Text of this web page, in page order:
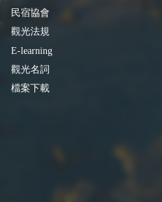
民宿協會
觀光法規
E-learning
觀光名詞
檔案下載